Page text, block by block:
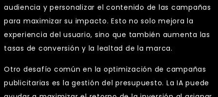
audiencia y personalizar el contenido de las campañas
para maximizar su impacto. Esto no solo mejora la
experiencia del usuario, sino que también aumenta las
tasas de conversión y la lealtad de la marca.
Otro desafío común en la optimización de campañas
publicitarias es la gestión del presupuesto. La IA puede